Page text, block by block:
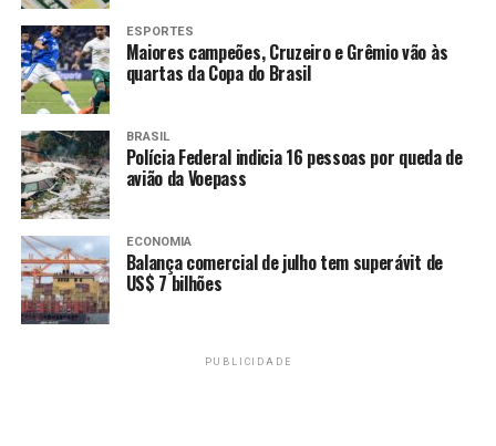
Os institutos federais do Rio de Janeiro também
estão sendo beneficiados por investimentos do
programa Agora Tem Especialistas, cujo objetivo é
aumentar a oferta de atendimento especializado em
todo o país.
nas unidades da rede federal. A estratégia de
requalificação dos hospitais também prevê a
contratação 2.059 profissionais por meio de convênio
com a Fundação Oswaldo Cruz (Fiocruz).
Fonte:Agência Brasil
ESPORTES
Maiores campeões, Cruzeiro e Grêmio vão às
quartas da Copa do Brasil
BRASIL
Polícia Federal indicia 16 pessoas por queda de
avião da Voepass
ECONOMIA
Balança comercial de julho tem superávit de
US$ 7 bilhões
PUBLICIDADE